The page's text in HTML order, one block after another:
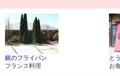
銀のフライパン
フランス料理
と
お